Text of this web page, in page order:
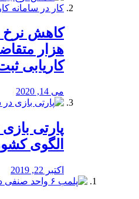
هزار
کاریابی
می 14, 2020
پارتی
الگوی
اکتبر 22, 2019